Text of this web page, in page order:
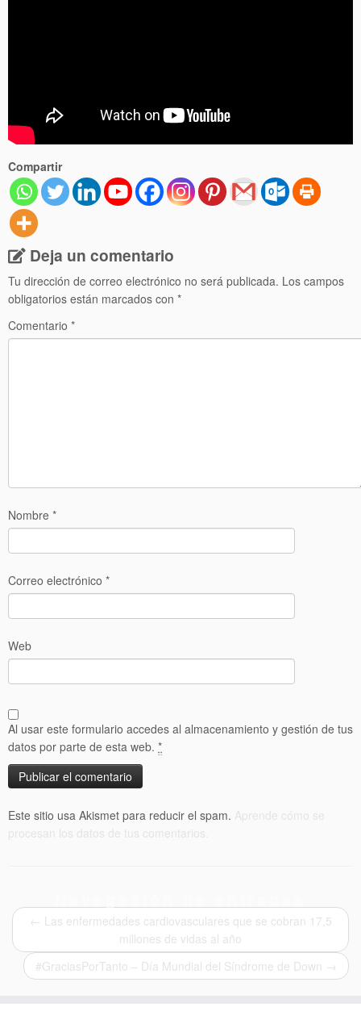
Compartir
Deja un comentario
Tu dirección de correo electrónico no será publicada. Los campos
obligatorios están marcados con *
Comentario *
Nombre *
Correo electrónico *
Web
Al usar este formulario accedes al almacenamiento y gestión de tus
datos por parte de esta web. *
Este sitio usa Akismet para reducir el spam.
← Las enfermedades cardiovasculares que se cobran 17,5
millones de vidas al año
#GraciasPorTanto – Día Mundial del Síndrome de Down →